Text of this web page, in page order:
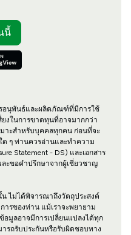
นี้
อนุพันธ์และผลิตภัณฑ์ที่มีการใช้
ยงในการขาดทุนที่อาจมากกว่า
าะสำหรับบุคคลทุกคน ก่อนที่จะ
ๆ ท่านควรอ่านและทำความ
Statement - DS) และเอกสาร
ะขอคำปรึกษาจากผู้เชี่ยวชาญ
ไม่ได้พิจารณาถึงวัตถุประสงค์
ารของท่าน แม้เราจะพยายาม
อมูลอาจมีการเปลี่ยนแปลงได้ทุก
รถรับประกันหรือรับผิดชอบทาง